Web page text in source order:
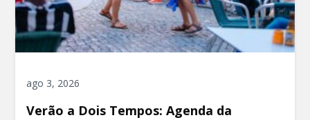
ago 3, 2026
Verão a Dois Tempos: Agenda da